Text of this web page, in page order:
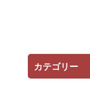
カテゴリー